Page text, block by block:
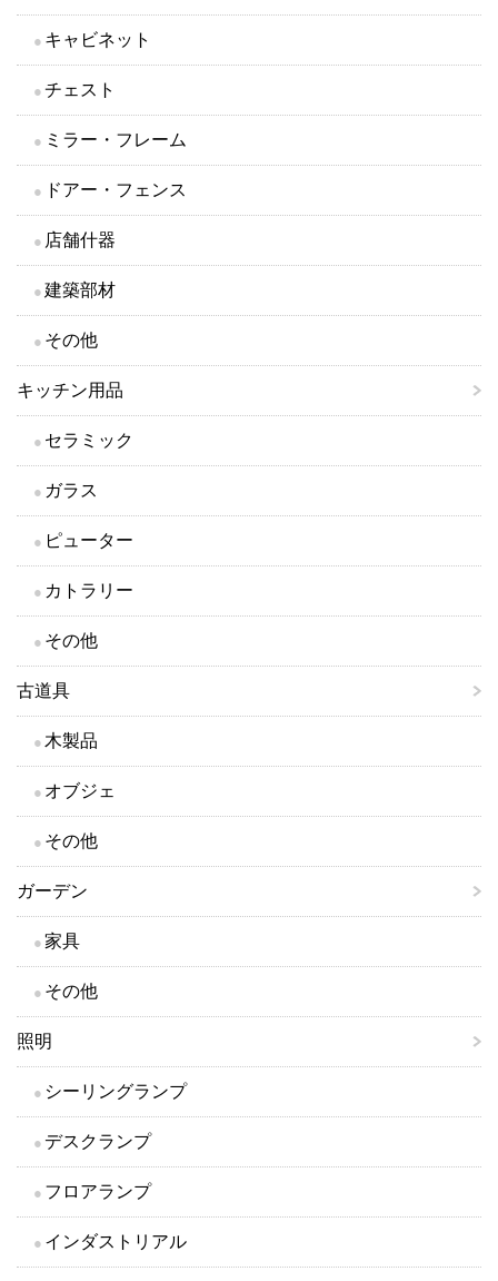
キャビネット
チェスト
ミラー・フレーム
ドアー・フェンス
店舗什器
建築部材
その他
キッチン用品
セラミック
ガラス
ピューター
カトラリー
その他
古道具
木製品
オブジェ
その他
ガーデン
家具
その他
照明
シーリングランプ
デスクランプ
フロアランプ
インダストリアル